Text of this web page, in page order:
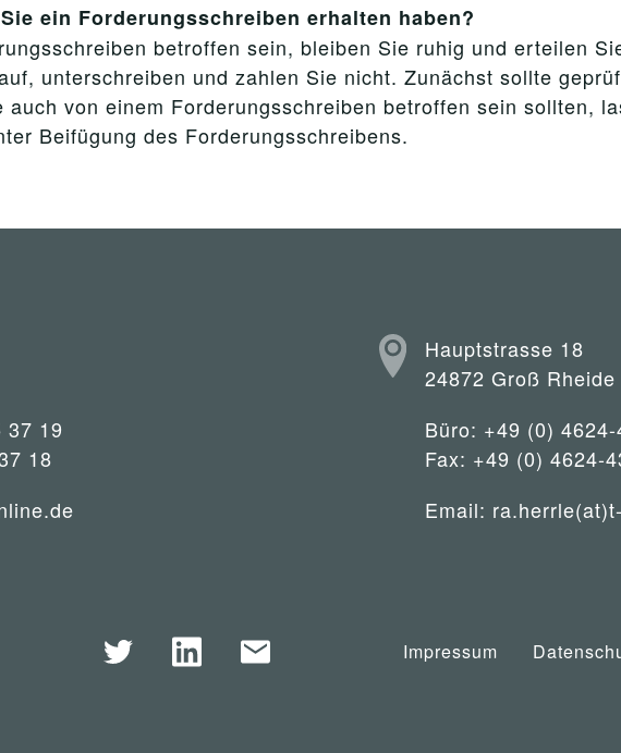
ein Forderungsschreiben erhalten haben?
betroffen sein, bleiben Sie ruhig und erteilen
unterschreiben und zahlen Sie nicht. Zunächst sollte
auch von einem Forderungsschreiben betroffen sein sollten,
Beifügung des Forderungsschreibens.
37 19
18
Hauptstrasse 18
24872 Groß Rheide
Büro: +49 (0) 4624-
Fax: +49 (0) 4624-
Email:
Impressum